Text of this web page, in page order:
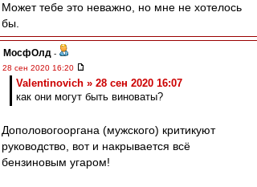
Может тебе это неважно, но мне не хотелось
бы.
МосфОлд -
28 сен 2020 16:20
Valentinovich » 28 сен 2020 16:07
как они могут быть виноваты?
Дополовогооргана (мужского) критикуют
руководство, вот и накрывается всё
бензиновым угаром!